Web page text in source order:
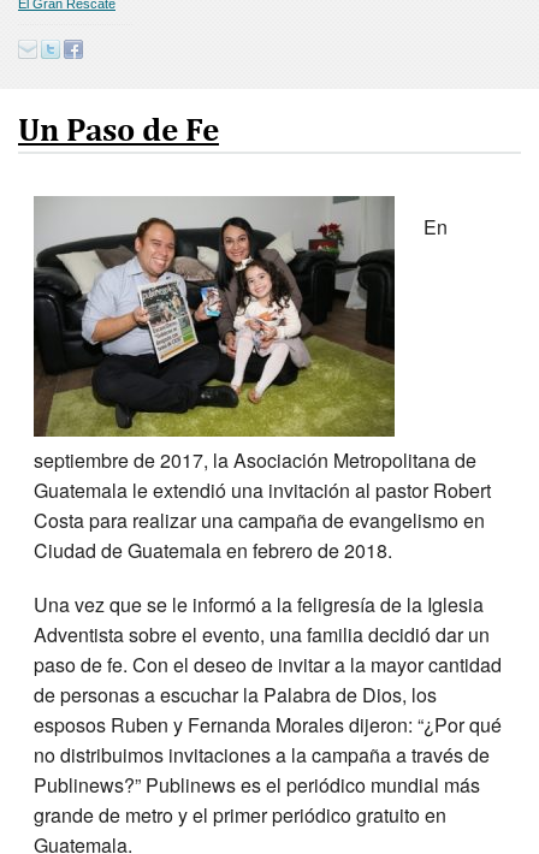
Donar
El Gran Rescate
Un Paso de Fe
En
septiembre de 2017, la Asociación Metropolitana de
Guatemala le extendió una invitación al pastor Robert
Costa para realizar una campaña de evangelismo en
Ciudad de Guatemala en febrero de 2018.
Una vez que se le informó a la feligresía de la Iglesia
Adventista sobre el evento, una familia decidió dar un
paso de fe. Con el deseo de invitar a la mayor cantidad
de personas a escuchar la Palabra de Dios, los
esposos Ruben y Fernanda Morales dijeron: “¿Por qué
no distribuimos invitaciones a la campaña a través de
Publinews?” Publinews es el periódico mundial más
grande de metro y el primer periódico gratuito en
Guatemala.